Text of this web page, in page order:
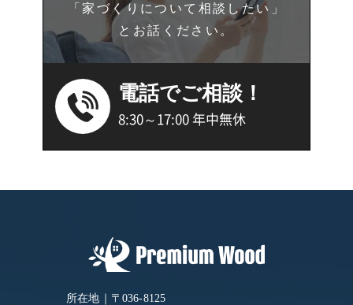
電話でご相談！
8:30～17:00 年中無休
「家づくりについて相談したい」
とお話ください。
所在地｜〒036-8125